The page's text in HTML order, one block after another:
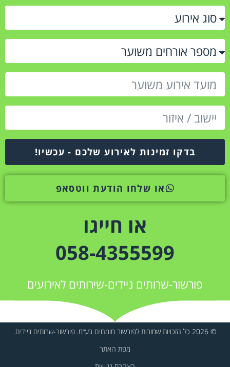
בדקו זמינות לאירוע שלכם - עכשיו!
או שלחו הודעת ווטסאפ
או חייגו
058-4355599
פורשור-שרותים ניידים-שירותים לאירועים
© 2026 כל הזכויות שמורות לפורשור מומחים בע״מ. פורשור-שרותים ניידים.
מפת האתר